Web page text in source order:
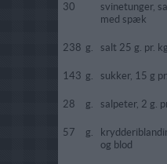
30
svinetunger,
med spæk
238 g. salt 25 g. pr.
143 g. sukker, 15 g
28 g. salpeter, 2 g.
57 g.
og blod